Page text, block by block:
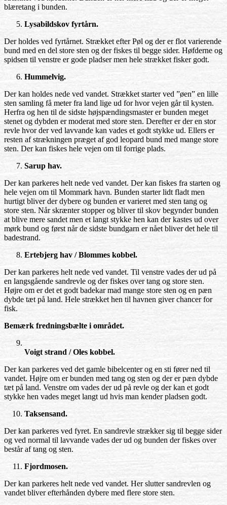
blæretang i bunden.
Lysabildskov fyrtårn.
Der holdes ved fyrtårnet. Strækket efter Pøl og der er flot varierende
bund med en del store sten og der fiskes til begge sider. Høfderne og
spidsen til venstre er gode pladser men hele strækket fisker godt.
Hummelvig.
Der kan holdes nede ved vandet. Strækket starter ved ”øen” en lille
sten samling få meter fra land lige ud for hvor vejen går til kysten.
Herfra og hen til de sidste højspændingsmaster er bunden meget
stenet og dybden er moderat med store sten. Derefter er der en stor
revle hvor der ved lavvande kan vades et godt stykke ud. Ellers er
resten af strækningen præget af god leopard bund med mange store
sten. Der kan fiskes hele vejen om til forrige plads.
Sarup hav.
Der kan parkeres helt nede ved vandet. Der kan fiskes fra starten og
hele vejen om til Mommark havn. Bunden starter lidt fladt men
hurtigt bliver der dybere og bunden er varieret med sten tang og
store sten. Når skrænter stopper og bliver til skov begynder bunden
at blive mere sandet men et langt stykke hen kan der kastes ud over
mørk bund og først når de sidste bundgarn er nået bliver det hele til
badestrand.
Ertebjerg hav / Blommes kobbel.
Der kan parkeres helt nede ved vandet. Til venstre vades der ud på
en langsgående sandrevle og der fiskes over tang og store sten.
Højre om er det et godt badekar mad mange store sten og en pæn
dybde tæt på land. Hele strækket hen til havnen giver chancer for
fisk.
Bemærk fredningsbælte i området.
Voigt strand / Oles kobbel.
Der kan parkeres ved det gamle bibelcenter og en sti fører ned til
vandet. Højre om er bunden med tang og sten og der er pæn dybde
tæt på land. Venstre om vades der ud på revle og der kan et godt
stykke hen vades meget langt ud hvis man kender pladsen godt.
Taksensand.
Der kan parkeres ved fyret. En sandrevle strækker sig til begge sider
og ved normal til lavvande vades der ud og bunden der fiskes over
består af tang og sten.
Fjordmosen.
Der kan parkeres helt nede ved vandet. Her slutter sandrevlen og
vandet bliver efterhånden dybere med flere store sten.